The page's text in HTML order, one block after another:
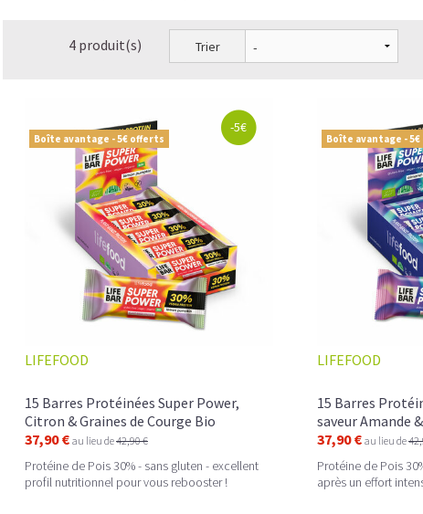
4 produit(s) Trier
Boîte avantage - 5€ offerts
-5€
LIFEFOOD
15 Barres Protéinées Super Power,
Citron & Graines de Courge Bio
37,90 € au lieu de42,90 €
Protéine de Pois 30% - sans gluten - excellent
profil nutritionnel pour vous rebooster !
Boîte avantage -
LIFEFOOD
15 Barres
saveur Amande
37,90 € au lieu de
Protéine de Pois
après un effort